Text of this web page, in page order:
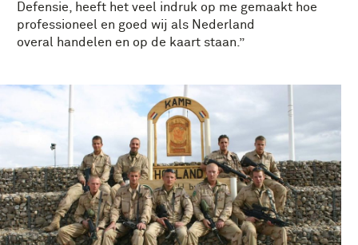
Defensie, heeft het veel indruk op me gemaakt hoe
professioneel en goed wij als Nederland
overal handelen en op de kaart staan.”